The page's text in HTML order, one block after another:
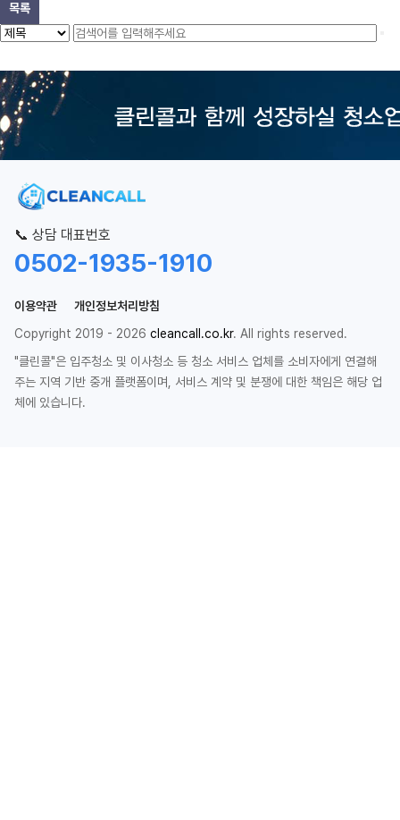
목록
📞 상담 대표번호
0502-1935-1910
이용약관
개인정보처리방침
Copyright 2019 - 2026 cleancall.co.kr. All rights reserved.
"클린콜"은 입주청소 및 이사청소 등 청소 서비스 업체를 소비자에게 연결해
주는 지역 기반 중개 플랫폼이며, 서비스 계약 및 분쟁에 대한 책임은 해당 업
체에 있습니다.